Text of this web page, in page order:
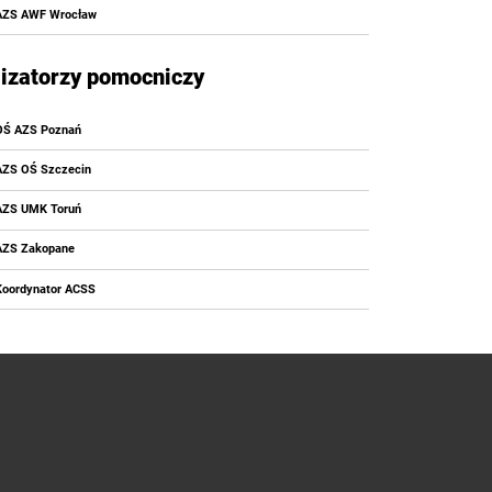
AWF Wrocław
pomocniczy
AZS Poznań
OŚ Szczecin
UMK Toruń
Zakopane
ACSS